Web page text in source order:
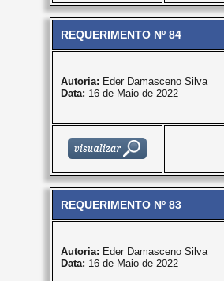
REQUERIMENTO Nº 84
Autoria: Eder Damasceno Silva
Data: 16 de Maio de 2022
REQUERIMENTO Nº 83
Autoria: Eder Damasceno Silva
Data: 16 de Maio de 2022